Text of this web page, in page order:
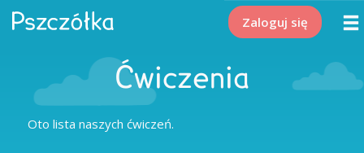
Zaloguj się
Ćwiczenia
Oto lista naszych ćwiczeń.